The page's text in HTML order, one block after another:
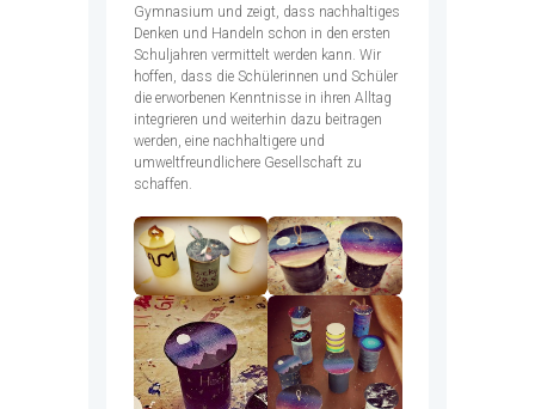
Gymnasium und zeigt, dass nachhaltiges
Denken und Handeln schon in den ersten
Schuljahren vermittelt werden kann. Wir
hoffen, dass die Schülerinnen und Schüler
die erworbenen Kenntnisse in ihren Alltag
integrieren und weiterhin dazu beitragen
werden, eine nachhaltigere und
umweltfreundlichere Gesellschaft zu
schaffen.